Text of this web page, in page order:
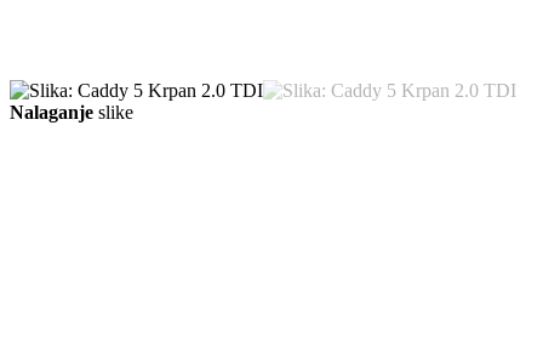
Nalaganje slike